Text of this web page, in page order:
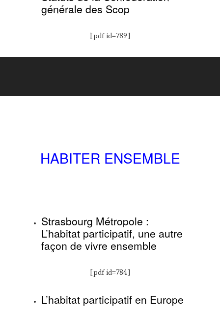
générale des Scop
[pdf id=789]
HABITER ENSEMBLE
Strasbourg Métropole :
L’habitat participatif, une autre
façon de vivre ensemble
[pdf id=784]
L’habitat participatif en Europe